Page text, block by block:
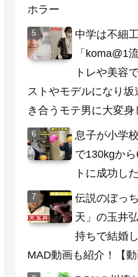
ホラー
中学は不細
「koma@1
トレや美容
ストやモデルになり
き合うモテ男に大変身
息子が小学
で130kgか
トに成功し
伝説のぼっ
天」の玉井
持ちで結婚
MAD動画も紹介！【動